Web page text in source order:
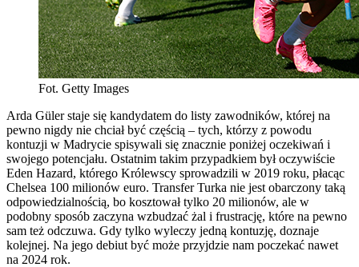
Fot. Getty Images
Arda Güler staje się kandydatem do listy zawodników, której na
pewno nigdy nie chciał być częścią – tych, którzy z powodu
kontuzji w Madrycie spisywali się znacznie poniżej oczekiwań i
swojego potencjału. Ostatnim takim przypadkiem był oczywiście
Eden Hazard, którego Królewscy sprowadzili w 2019 roku, płacąc
Chelsea 100 milionów euro. Transfer Turka nie jest obarczony taką
odpowiedzialnością, bo kosztował tylko 20 milionów, ale w
podobny sposób zaczyna wzbudzać żal i frustrację, które na pewno
sam też odczuwa. Gdy tylko wyleczy jedną kontuzję, doznaje
kolejnej. Na jego debiut być może przyjdzie nam poczekać nawet
na 2024 rok.